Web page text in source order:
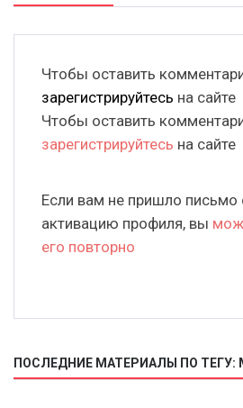
Чтобы оставить
зарегистрируйтесь на сайте
Чтобы оставить
зарегистрируйтесь на сайте
Если вам не пришло письмо
активацию профиля, вы
его повторно
ПОСЛЕДНИЕ МАТЕРИАЛЫ ПО ТЕГУ: